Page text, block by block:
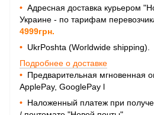
• Адресная доставка курьером
Украине - по тарифам
4999грн.
• UkrPoshta (Worldwide shipping).
Подробнее о доставке
• Предварительная мгновенная
ApplePay, GooglePay l
• Наложенный платеж при